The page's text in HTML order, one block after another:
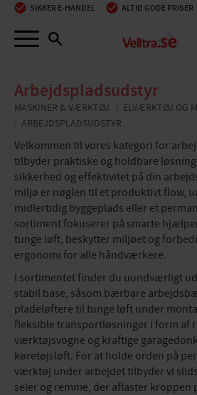
Menu
SIKKER E-HANDEL ALTID GODE PRISER
Arbejdspladsudstyr
MASKINER & VÆRKTØJ
ELVÆRKTØJ OG
ARBEJDSPLADSUDSTYR
Velkommen til vores kategori for
tilbyder praktiske og holdbare
sikkerhed og effektivitet på din
miljø er nøglen til et produktivt flow,
midlertidig byggeplads eller et
sortiment fokuserer på smarte
tunge løft, beskytter miljøet og
ergonomi for alle håndværkere.
I sortimentet finder du uundværligt
stabil base, såsom bærbare
pladeløftere til tunge løft under
fleksible transportløsninger i form af
værktøjsvogne og kraftige
køretøjsløft. For at holde orden på
værktøj under arbejdet tilbyder vi
seler og remme, der aflaster kroppen